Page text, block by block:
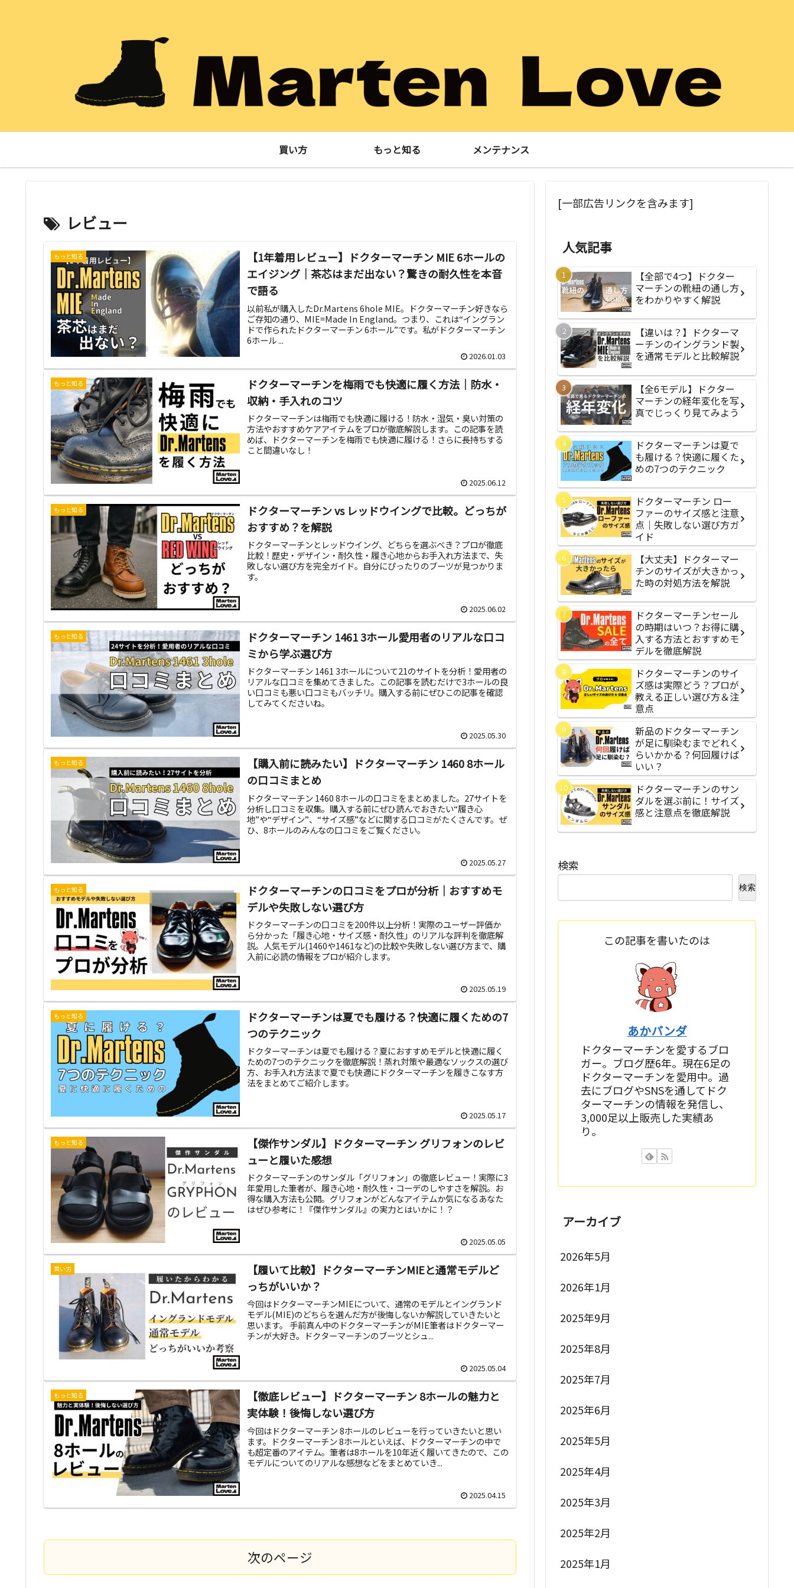
買い方 もっと知る メンテナンス
レビュー
もっと知る
【1年着用レビュー】ドクターマーチン MIE 6ホールの
エイジング｜茶芯はまだ出ない？驚きの耐久性を本音
で語る
以前私が購入したDr.Martens 6hole MIE。ドクターマーチン好きなら
ご存知の通り、MIE=Made In England。つまり、これは“イングラン
ドで作られたドクターマーチン 6ホール”です。私がドクターマーチン
6ホール ...
2026.01.03
もっと知る
ドクターマーチンを梅雨でも快適に履く方法｜防水・
収納・手入れのコツ
ドクターマーチンは梅雨でも快適に履ける！防水・湿気・臭い対策の
方法やおすすめケアアイテムをプロが徹底解説します。この記事を読
めば、ドクターマーチンを梅雨でも快適に履ける！さらに長持ちする
こと間違いなし！
2025.06.12
もっと知る
ドクターマーチン vs レッドウイングで比較。どっちが
おすすめ？を解説
ドクターマーチンとレッドウイング、どちらを選ぶべき？プロが徹底
比較！歴史・デザイン・耐久性・履き心地からお手入れ方法まで、失
敗しない選び方を完全ガイド。自分にぴったりのブーツが見つかりま
す。
2025.06.02
もっと知る
ドクターマーチン 1461 3ホール愛用者のリアルな口コ
ミから学ぶ選び方
ドクターマーチン 1461 3ホールについて21のサイトを分析！愛用者の
リアルな口コミを集めてきました。この記事を読むだけで3ホールの良
い口コミも悪い口コミもバッチリ。購入する前にぜひこの記事を確認
してみてくださいね。
2025.05.30
もっと知る
【購入前に読みたい】ドクターマーチン 1460 8ホール
の口コミまとめ
ドクターマーチン 1460 8ホールの口コミをまとめました。27サイトを
分析し口コミを収集。購入する前にぜひ読んでおきたい“履き心
地”や“デザイン”、“サイズ感”などに関する口コミがたくさんです。ぜ
ひ、8ホールのみんなの口コミをご覧ください。
2025.05.27
もっと知る
ドクターマーチンの口コミをプロが分析｜おすすめモ
デルや失敗しない選び方
ドクターマーチンの口コミを200件以上分析！実際のユーザー評価か
ら分かった「履き心地・サイズ感・耐久性」のリアルな評判を徹底解
説。人気モデル(1460や1461など)の比較や失敗しない選び方まで、購
入前に必読の情報をプロが紹介します。
2025.05.19
もっと知る
ドクターマーチンは夏でも履ける？快適に履くための7
つのテクニック
ドクターマーチンは夏でも履ける？夏におすすめモデルと快適に履く
ための7つのテクニックを徹底解説！蒸れ対策や最適なソックスの選び
方、お手入れ方法まで夏でも快適にドクターマーチンを履きこなす方
法をまとめてご紹介します。
2025.05.17
もっと知る
【傑作サンダル】ドクターマーチン グリフォンのレビ
ューと履いた感想
ドクターマーチンのサンダル「グリフォン」の徹底レビュー！実際に3
年愛用した筆者が、履き心地・耐久性・コーデのしやすさを解説。お
得な購入方法も公開。グリフォンがどんなアイテムか気になるあなた
はぜひ参考に！『傑作サンダル』の実力とはいかに！？
2025.05.05
買い方
【履いて比較】ドクターマーチンMIEと通常モデルど
っちがいいか？
今回はドクターマーチンMIEについて、通常のモデルとイングランド
モデル(MIE)のどちらを選んだ方が後悔しないか解説していきたいと
思います。 手前真ん中のドクターマーチンがMIE筆者はドクターマー
チンが大好き。ドクターマーチンのブーツとシュ...
2025.05.04
もっと知る
【徹底レビュー】ドクターマーチン 8ホールの魅力と
実体験！後悔しない選び方
今回はドクターマーチン 8ホールのレビューを行っていきたいと思い
ます。ドクターマーチン 8ホールといえば、ドクターマーチンの中で
も超定番のアイテム。筆者は8ホールを10年近く履いてきたので、この
モデルについてのリアルな感想などをまとめていき...
2025.04.15
次のページ
[一部広告リンクを含みます]
人気記事
【全部で4つ】ドクター
マーチンの靴紐の通し方
をわかりやすく解説
【違いは？】ドクターマ
ーチンのイングランド製
を通常モデルと比較解説
【全6モデル】ドクター
マーチンの経年変化を写
真でじっくり見てみよう
ドクターマーチンは夏で
も履ける？快適に履くた
めの7つのテクニック
ドクターマーチン ロー
ファーのサイズ感と注意
点｜失敗しない選び方ガ
イド
【大丈夫】ドクターマー
チンのサイズが大きかっ
た時の対処方法を解説
ドクターマーチンセール
の時期はいつ？お得に購
入する方法とおすすめモ
デルを徹底解説
ドクターマーチンのサイ
ズ感は実際どう？プロが
教える正しい選び方＆注
意点
新品のドクターマーチン
が足に馴染むまでどれく
らいかかる？何回履けば
いい？
ドクターマーチンのサン
ダルを選ぶ前に！サイズ
感と注意点を徹底解説
検索
検索
この記事を書いたのは
あかパンダ
ドクターマーチンを愛するブロ
ガー。ブログ歴6年。現在6足の
ドクターマーチンを愛用中。過
去にブログやSNSを通してドク
ターマーチンの情報を発信し、
3,000足以上販売した実績あ
り。
アーカイブ
2026年5月
2026年1月
2025年9月
2025年8月
2025年7月
2025年6月
2025年5月
2025年4月
2025年3月
2025年2月
2025年1月